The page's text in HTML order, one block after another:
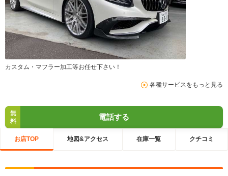
カスタム・マフラー加工等お任せ下さい！
各種サービスをもっと見る
無
料
電話する
お店TOP 地図&アクセス 在庫一覧 クチコミ